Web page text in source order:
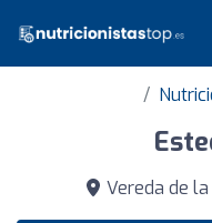
Vereda de la